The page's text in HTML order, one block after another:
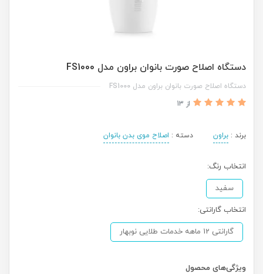
دستگاه اصلاح صورت بانوان براون مدل FS1000
دستگاه اصلاح صورت بانوان براون مدل FS1000
از 13
برند : براون دسته : اصلاح موی بدن بانوان
انتخاب رنگ:
سفید
انتخاب گارانتی:
گارانتی 12 ماهه خدمات طلایی نوبهار
ویژگی‌های محصول